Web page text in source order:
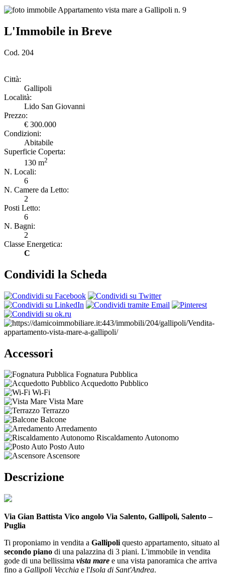
L'Immobile in Breve
Cod. 204
Città:
Gallipoli
Località:
Lido San Giovanni
Prezzo:
€ 300.000
Condizioni:
Abitabile
Superficie Coperta:
130 m2
N. Locali:
6
N. Camere da Letto:
2
Posti Letto:
6
N. Bagni:
2
Classe Energetica:
C
Condividi la Scheda
Accessori
Fognatura Pubblica
Acquedotto Pubblico
Wi-Fi
Vista Mare
Terrazzo
Balcone
Arredamento
Riscaldamento Autonomo
Posto Auto
Ascensore
Descrizione
Via Gian Battista Vico angolo Via Salento, Gallipoli, Salento –
Puglia
Ti proponiamo in vendita a Gallipoli questo appartamento, situato al
secondo piano di una palazzina di 3 piani. L'immobile in vendita
gode di una bellissima vista mare e una vista panoramica che arriva
fino a Gallipoli Vecchia e l'Isola di Sant'Andrea.